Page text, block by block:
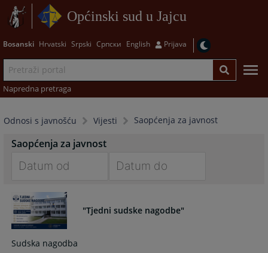
Općinski sud u Jajcu
Bosanski Hrvatski Srpski Српски English Prijava
Napredna pretraga
Odnosi s javnošću Vijesti Saopćenja za javnost
Saopćenja za javnost
forward
to
interact
with
to
"Tjedni sudske nagodbe"
Sudska nagodba